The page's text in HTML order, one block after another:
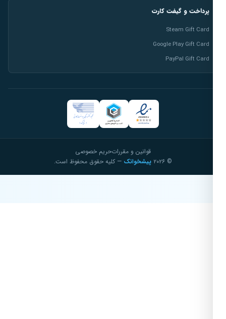
پرداخت و گیفت کارت
Steam Gift Card
Google Play Gift Card
PayPal Gift Card
قوانین و مقرراتحریم خصوصی
پیشخوانک— کلیه حقوق محفوظ است.